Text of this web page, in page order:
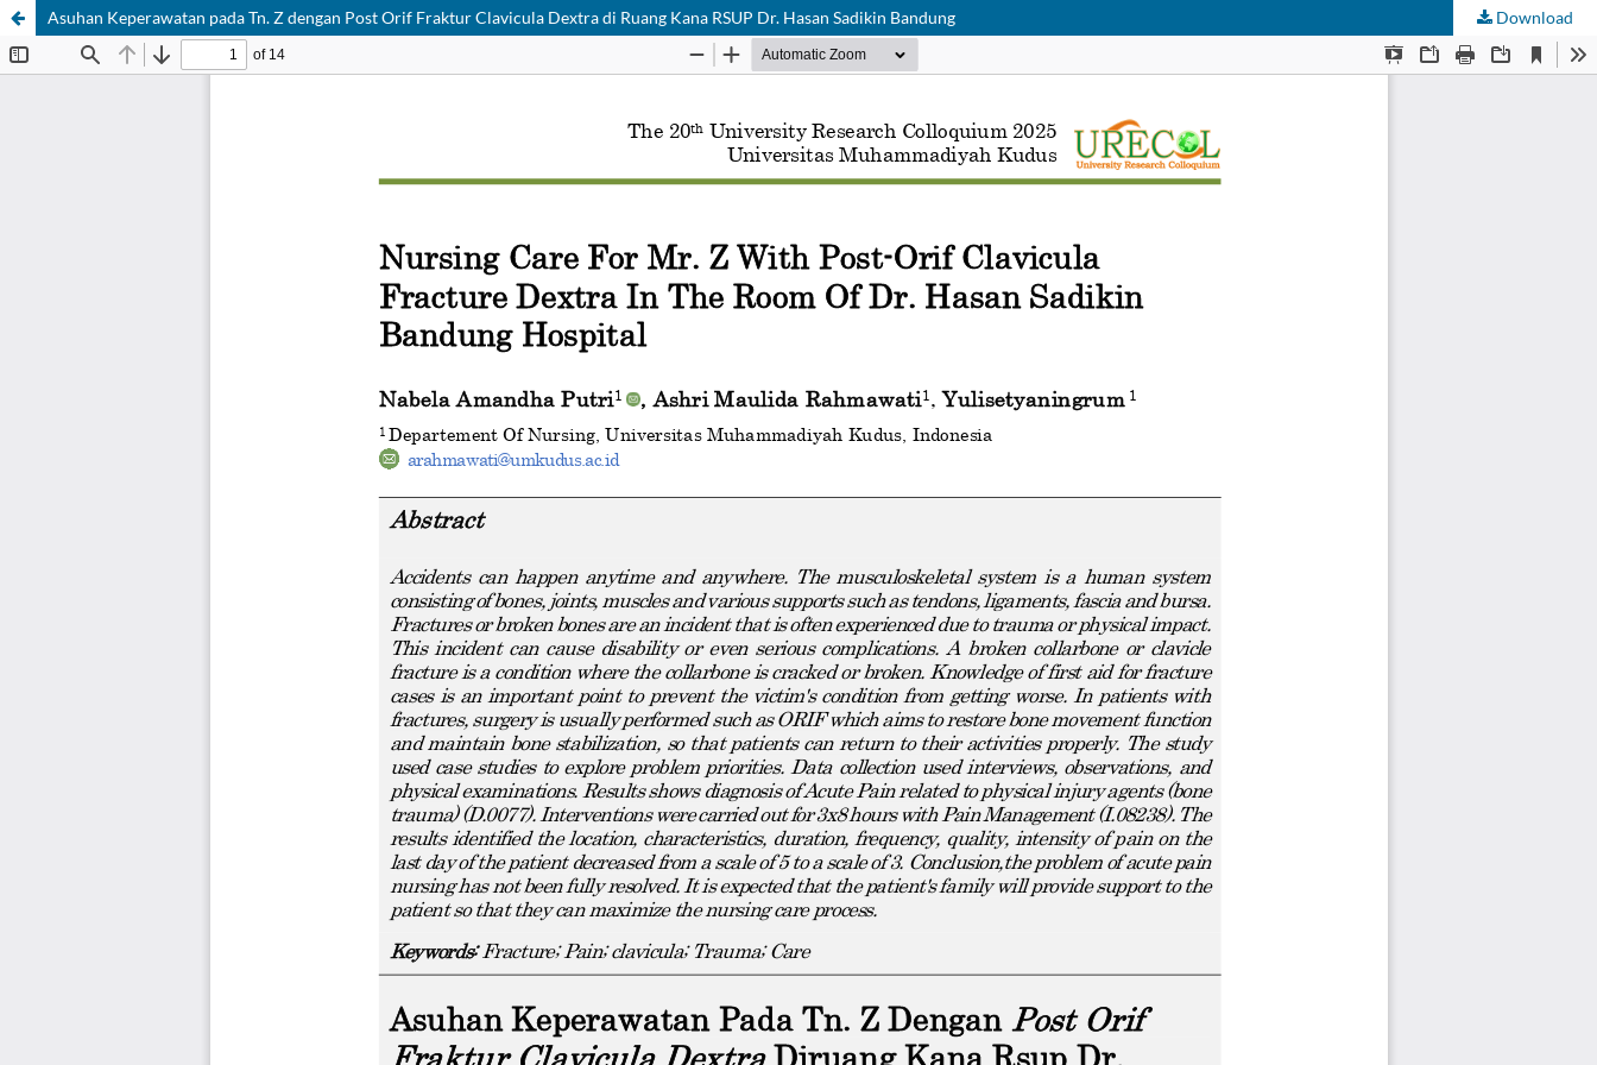
Asuhan Keperawatan pada Tn. Z dengan Post Orif Fraktur Clavicula Dextra di Ruang Kana RSUP Dr. Hasan Sadikin Bandung Download